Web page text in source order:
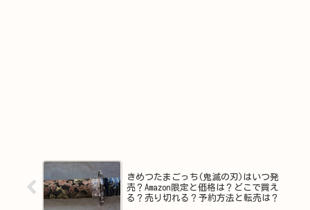
きめつたまごっち(鬼滅の刃)はいつ発
売？Amazon限定と価格は？どこで買え
る？売り切れる？予約方法と転売は？